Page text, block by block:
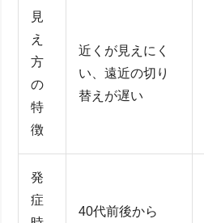
見
え
方
の
特
徴
近くが見えにく
い、遠近の切り
替えが遅い
発
症
40代前後から